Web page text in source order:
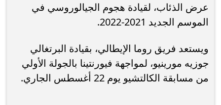
عرض الذئاب، لقيادة هجوم الجيالوروسي في
الموسم الجديد 2021-2022.
ويستعد فريق روما الإيطالي، بقيادة البرتغالي
جوزيه مورينيو، لمواجهة فيورنتينا بالجولة الأولي
من مسابقة الكالتشيو يوم 22 أغسطس الجاري.